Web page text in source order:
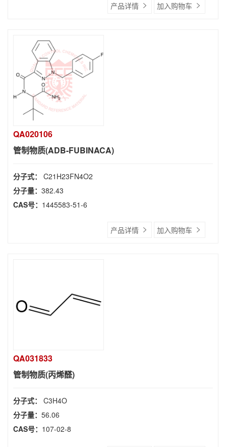
产品详情 加入购物车
QA020106
管制物质(ADB-FUBINACA)
分子式： C21H23FN4O2
分子量： 382.43
CAS号： 1445583-51-6
产品详情 加入购物车
QA031833
管制物质(丙烯醛)
分子式： C3H4O
分子量： 56.06
CAS号： 107-02-8